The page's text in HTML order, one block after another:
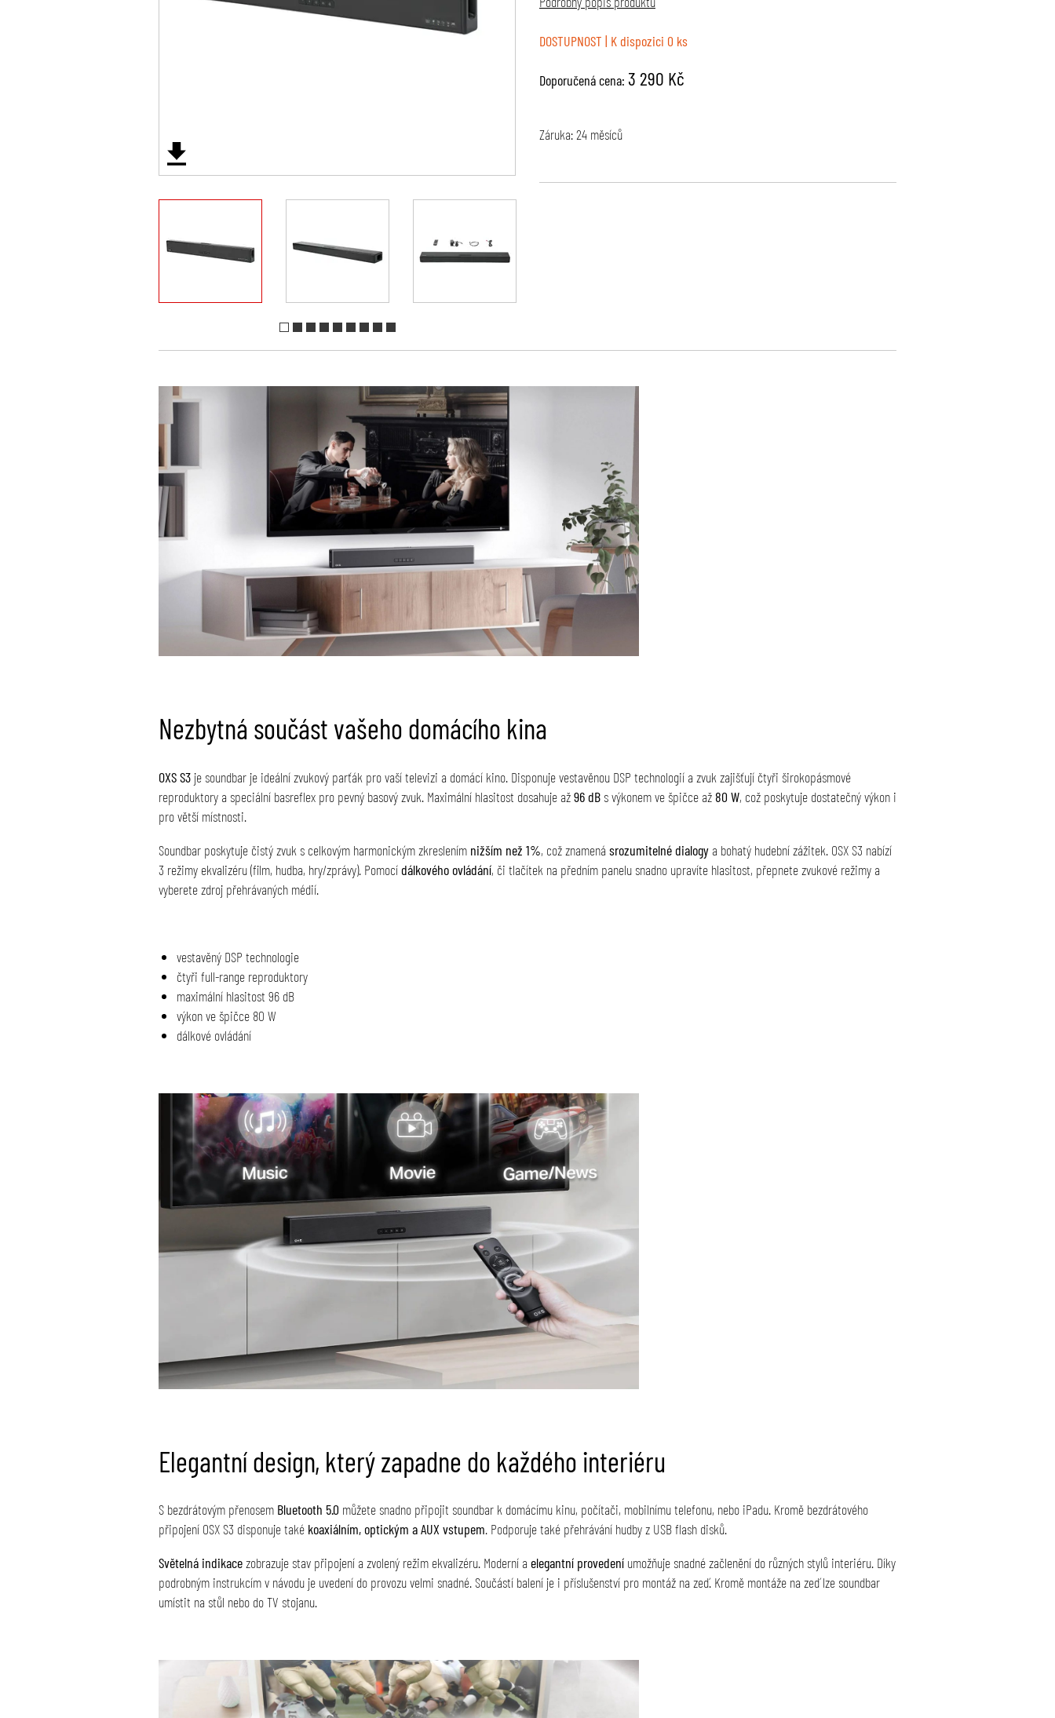
DOSTUPNOST | K dispozici 0 ks
Doporučená cena: 3 290 Kč
Záruka: 24 měsíců
Nezbytná součást vašeho domácího kina
OXS S3 je soundbar je ideální zvukový parťák pro vaší televizi a domácí kino. Disponuje vestavěnou DSP technologií a zvuk zajišťují čtyři širokopásmové
reproduktory a speciální basreflex pro pevný basový zvuk. Maximální hlasitost dosahuje až96 dB s výkonem ve špičce až 80 W, což poskytuje dostatečný výkon i
pro větší místnosti.
Soundbar poskytuje čistý zvuk s celkovým harmonickým zkreslením nižším než 1%, což znamená srozumitelné dialogy a bohatý hudební zážitek. OSX S3 nabízí
3 režimy ekvalizéru (film, hudba, hry/zprávy). Pomocídálkového ovládání, či tlačítek na předním panelu snadno upravíte hlasitost, přepnete zvukové režimy a
vyberete zdroj přehrávaných médií.
vestavěný DSP technologie
čtyři full-range reproduktory
maximální hlasitost 96 dB
výkon ve špičce 80 W
dálkové ovládání
Elegantní design, který zapadne do každého interiéru
S bezdrátovým přenosem Bluetooth 5.0 můžete snadno připojit soundbar k domácímu kinu, počítači, mobilnímu telefonu, nebo iPadu. Kromě bezdrátového
připojení OSX S3 disponuje také koaxiálním, optickým a AUX vstupem. Podporuje také přehrávání hudby z USB flash disků.
Světelná indikacezobrazuje stav připojení a zvolený režim ekvalizéru. Moderní a elegantní provedení umožňuje snadné začlenění do různých stylů interiéru. Díky
podrobným instrukcím v návodu je uvedení do provozu velmi snadné. Součástí balení je i příslušenství pro montáž na zeď. Kromě montáže na zeď lze soundbar
umístit na stůl nebo do TV stojanu.